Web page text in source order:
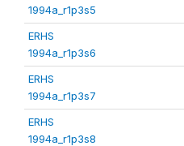
1994a_r1p3s5
ERHS
1994a_r1p3s6
ERHS
1994a_r1p3s7
ERHS
1994a_r1p3s8